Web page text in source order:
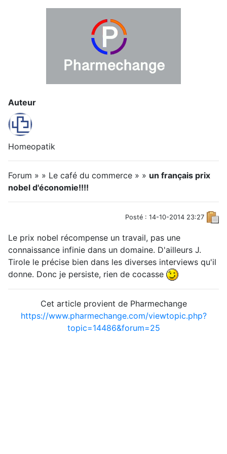
Auteur
Homeopatik
Forum » » Le café du commerce » » un français prix
nobel d'économie!!!!
Posté : 14-10-2014 23:27
Le prix nobel récompense un travail, pas une
connaissance infinie dans un domaine. D'ailleurs J.
Tirole le précise bien dans les diverses interviews qu'il
donne. Donc je persiste, rien de cocasse
Cet article provient de Pharmechange
https://www.pharmechange.com/viewtopic.php?
topic=14486&forum=25